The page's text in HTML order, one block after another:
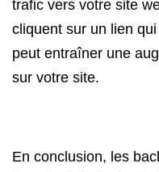
trafic vers votre site
cliquent sur un lien
peut entraîner une
sur votre site.
En conclusion, les